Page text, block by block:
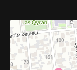
Kompressor
Компрессоры и
Системы